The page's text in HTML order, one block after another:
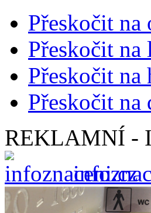
Přeskočit na
Přeskočit
Přeskočit
Přeskočit
REKLAMNÍ -